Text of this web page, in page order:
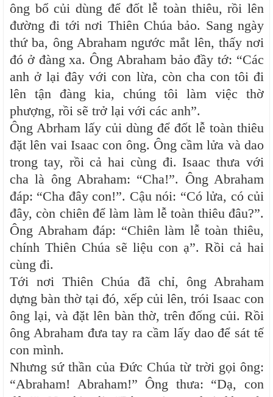
ông bổ củi dùng để đốt lễ toàn thiêu, rồi lên
đường đi tới nơi Thiên Chúa bảo. Sang ngày
thứ ba, ông Abraham ngước mắt lên, thấy nơi
đó ở đàng xa. Ông Abraham bảo đầy tớ: “Các
anh ở lại đây với con lừa, còn cha con tôi đi
lên tận đàng kia, chúng tôi làm việc thờ
phượng, rồi sẽ trở lại với các anh”.
Ông Abrham lấy củi dùng để đốt lễ toàn thiêu
đặt lên vai Isaac con ông. Ông cầm lửa và dao
trong tay, rồi cả hai cùng đi. Isaac thưa với
cha là ông Abraham: “Cha!”. Ông Abraham
đáp: “Cha đây con!”. Cậu nói: “Có lửa, có củi
đây, còn chiên để làm làm lễ toàn thiêu đâu?”.
Ông Abraham đáp: “Chiên làm lễ toàn thiêu,
chính Thiên Chúa sẽ liệu con ạ”. Rồi cả hai
cùng đi.
Tới nơi Thiên Chúa đã chỉ, ông Abraham
dựng bàn thờ tại đó, xếp củi lên, trói Isaac con
ông lại, và đặt lên bàn thờ, trên đống củi. Rồi
ông Abraham đưa tay ra cầm lấy dao để sát tế
con mình.
Nhưng sứ thần của Đức Chúa từ trời gọi ông:
“Abraham! Abraham!” Ông thưa: “Dạ, con